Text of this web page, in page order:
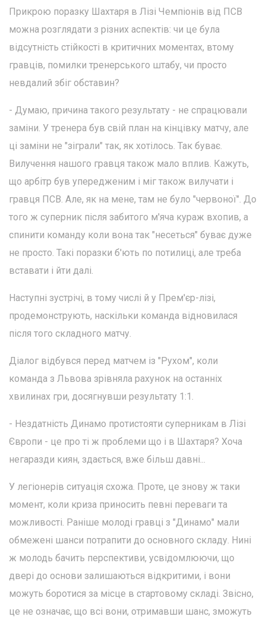
Прикрою поразку Шахтаря в Лізі Чемпіонів від ПСВ
можна розглядати з різних аспектів: чи це була
відсутність стійкості в критичних моментах, втому
гравців, помилки тренерського штабу, чи просто
невдалий збіг обставин?
- Думаю, причина такого результату - не спрацювали
заміни. У тренера був свій план на кінцівку матчу, але
ці заміни не "зіграли" так, як хотілось. Так буває.
Вилучення нашого гравця також мало вплив. Кажуть,
що арбітр був упередженим і міг також вилучати і
гравця ПСВ. Але, як на мене, там не було "червоної". До
того ж суперник після забитого м'яча кураж вхопив, а
спинити команду коли вона так "несеться" буває дуже
не просто. Такі поразки б'ють по потилиці, але треба
вставати і йти далі.
Наступні зустрічі, в тому числі й у Прем'єр-лізі,
продемонструють, наскільки команда відновилася
після того складного матчу.
Діалог відбувся перед матчем із "Рухом", коли
команда з Львова зрівняла рахунок на останніх
хвилинах гри, досягнувши результату 1:1.
- Нездатність Динамо протистояти суперникам в Лізі
Європи - це про ті ж проблеми що і в Шахтаря? Хоча
негаразди киян, здається, вже більш давні...
У легіонерів ситуація схожа. Проте, це знову ж таки
момент, коли криза приносить певні переваги та
можливості. Раніше молоді гравці з "Динамо" мали
обмежені шанси потрапити до основного складу. Нині
ж молодь бачить перспективи, усвідомлюючи, що
двері до основи залишаються відкритими, і вони
можуть боротися за місце в стартовому складі. Звісно,
це не означає, що всі вони, отримавши шанс, зможуть